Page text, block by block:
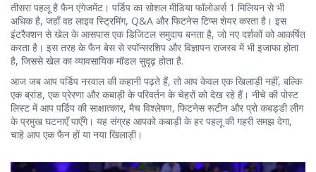
तीसरा पहलू है फैन एंगेजमेंट। पर्डिप का सोशल मीडिया फॉलोअर्स 1 मिलियन से भी
अधिक है, जहाँ वह लाइव स्ट्रिमिंग, Q&A और फिटनेस टिप्स शेयर करता है। इस
इंटरैक्शन से खेल के आसपास एक डिजिटल समुदाय बनता है, जो नए दर्शकों को आकर्षित
करता है। इस तरह के फैन बेस से स्पॉन्सरशिप और विज्ञापन राजस्व में भी इजाफा होता
है, जिससे खेल का व्यावसायिक मॉडल सुदृढ़ होता है.
आज जब आप पर्डिप नरवाल की कहानी पढ़ते हैं, तो आप केवल एक खिलाड़ी नहीं, बल्कि
एक ब्रांड, एक प्रेरणा और कबाड़ी के परिवर्तन के चेहरों को देख रहे हैं। नीचे की पोस्ट
लिस्ट में आप पर्डिप की साक्षात्कार, मैच विश्लेषण, फिटनेस रूटीन और प्रो कबड्डी लीग
के प्रमुख घटनाएँ पाएँगे। यह संग्रह आपको कबाड़ी के हर पहलू की गहरी समझ देगा,
चाहे आप एक फैन हों या नया खिलाड़ी।